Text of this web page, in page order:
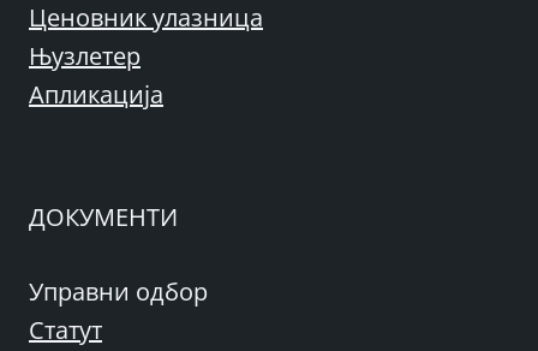
Ценовник улазница
Њузлетер
Апликација
ДОКУМЕНТИ
Управни одбор
Статут